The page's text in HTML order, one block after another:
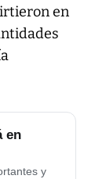
en
en
y